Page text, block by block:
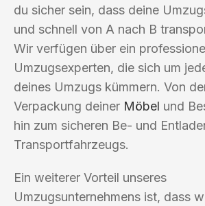
du sicher sein, dass deine
und schnell von A nach B
Wir verfügen über ein
Umzugsexperten, die sich um
deines Umzugs kümmern. Von
Verpackung deiner Möbel und
hin zum sicheren Be- und
Transportfahrzeugs.
Ein weiterer Vorteil unseres
Umzugsunternehmens ist, dass